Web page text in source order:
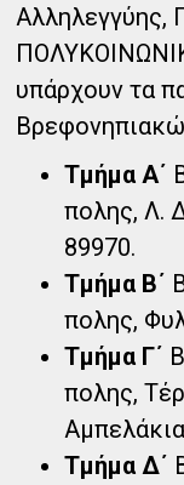
Αλληλεγγύης,
υπάρχουν τα
Τμήμα Α΄
πολης, Λ.
89970.
Τμήμα Β΄
πολης,
Τμήμα Γ΄
πολης,
Τμήμα Δ΄